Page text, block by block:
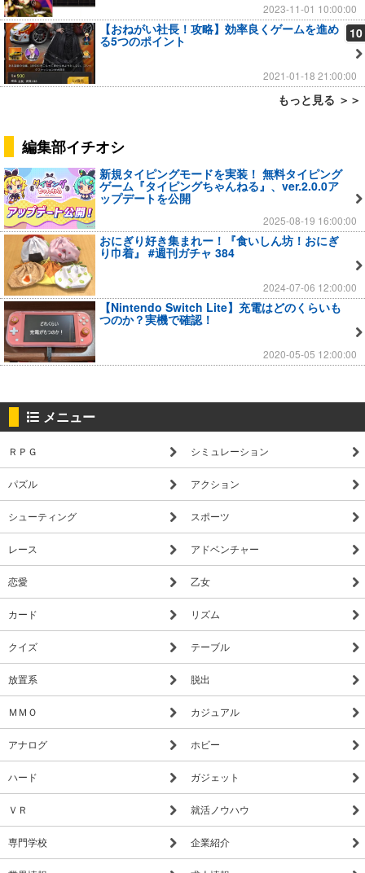
2023-11-01 10:00:00
10
【おねがい社長！攻略】効率良くゲームを進め
る5つのポイント
2021-01-18 21:00:00
もっと見る ＞＞
編集部イチオシ
新規タイピングモードを実装！ 無料タイピング
ゲーム『タイピングちゃんねる』、ver.2.0.0ア
ップデートを公開
2025-08-19 16:00:00
おにぎり好き集まれー！『食いしん坊！おにぎ
り巾着』 #週刊ガチャ 384
2024-07-06 12:00:00
【Nintendo Switch Lite】充電はどのくらいも
つのか？実機で確認！
2020-05-05 12:00:00
メニュー
ＲＰＧ シミュレーション
パズル アクション
シューティング スポーツ
レース アドベンチャー
恋愛 乙女
カード リズム
クイズ テーブル
放置系 脱出
ＭＭＯ カジュアル
アナログ ホビー
ハード ガジェット
ＶＲ 就活ノウハウ
専門学校 企業紹介